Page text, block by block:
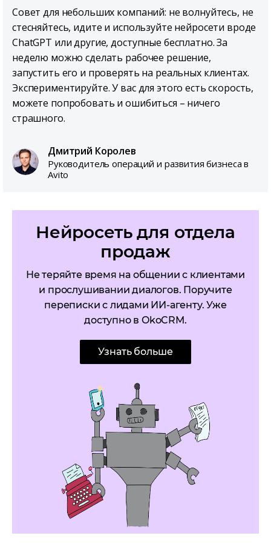
Совет для небольших компаний: не волнуйтесь, не
стесняйтесь, идите и используйте нейросети вроде
ChatGPT или другие, доступные бесплатно. За
неделю можно сделать рабочее решение,
запустить его и проверять на реальных клиентах.
Экспериментируйте. У вас для этого есть скорость,
можете попробовать и ошибиться – ничего
страшного.
Дмитрий Королев
Руководитель операций и развития бизнеса в
Avito
Нейросеть для отдела
продаж
Не теряйте время на общении с клиентами
и прослушивании диалогов. Поручите
переписки с лидами ИИ-агенту. Уже
доступно в OkoCRM.
Узнать больше